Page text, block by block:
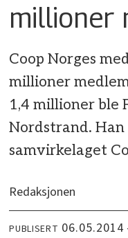
millioner
Coop Norges
millioner
1,4 millioner ble
Nordstrand.
samvirkelaget
Redaksjonen
PUBLISERT